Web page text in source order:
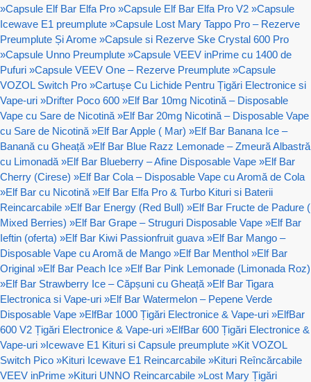
»Capsule Elf Bar Elfa Pro »Capsule Elf Bar Elfa Pro V2 »Capsule
Icewave E1 preumplute »Capsule Lost Mary Tappo Pro – Rezerve
Preumplute Și Arome »Capsule si Rezerve Ske Crystal 600 Pro
»Capsule Unno Preumplute »Capsule VEEV inPrime cu 1400 de
Pufuri »Capsule VEEV One – Rezerve Preumplute »Capsule
VOZOL Switch Pro »Cartușe Cu Lichide Pentru Țigări Electronice si
Vape-uri »Drifter Poco 600 »Elf Bar 10mg Nicotină – Disposable
Vape cu Sare de Nicotină »Elf Bar 20mg Nicotină – Disposable Vape
cu Sare de Nicotină »Elf Bar Apple ( Mar) »Elf Bar Banana Ice –
Banană cu Gheață »Elf Bar Blue Razz Lemonade – Zmeură Albastră
cu Limonadă »Elf Bar Blueberry – Afine Disposable Vape »Elf Bar
Cherry (Cirese) »Elf Bar Cola – Disposable Vape cu Aromă de Cola
»Elf Bar cu Nicotină »Elf Bar Elfa Pro & Turbo Kituri si Baterii
Reincarcabile »Elf Bar Energy (Red Bull) »Elf Bar Fructe de Padure (
Mixed Berries) »Elf Bar Grape – Struguri Disposable Vape »Elf Bar
Ieftin (oferta) »Elf Bar Kiwi Passionfruit guava »Elf Bar Mango –
Disposable Vape cu Aromă de Mango »Elf Bar Menthol »Elf Bar
Original »Elf Bar Peach Ice »Elf Bar Pink Lemonade (Limonada Roz)
»Elf Bar Strawberry Ice – Căpșuni cu Gheață »Elf Bar Tigara
Electronica si Vape-uri »Elf Bar Watermelon – Pepene Verde
Disposable Vape »ElfBar 1000 Țigări Electronice & Vape-uri »ElfBar
600 V2 Țigări Electronice & Vape-uri »ElfBar 600 Țigări Electronice &
Vape-uri »Icewave E1 Kituri si Capsule preumplute »Kit VOZOL
Switch Pico »Kituri Icewave E1 Reincarcabile »Kituri Reîncărcabile
VEEV inPrime »Kituri UNNO Reincarcabile »Lost Mary Țigări